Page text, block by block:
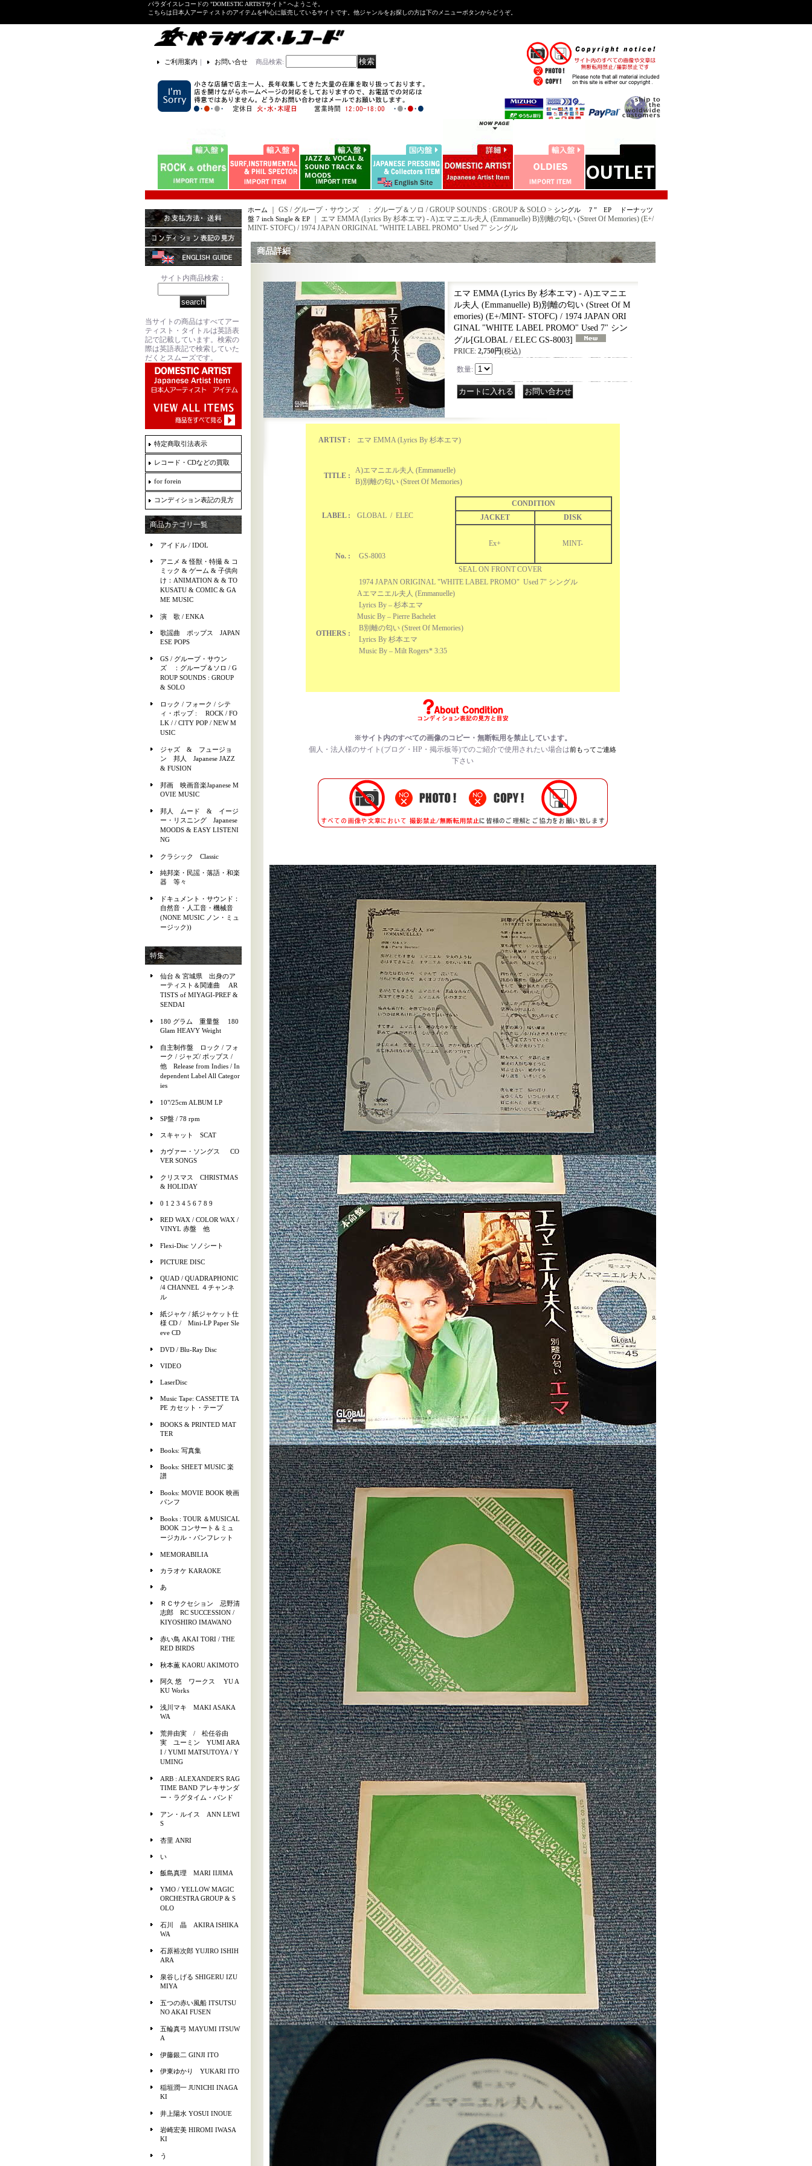
パラダイスレコードの "DOMESTIC ARTISTサイト" へようこそ。
こちらは日本人アーティストのアイテムを中心に販売しているサイトです。他ジャンルをお探しの方は下のメニューボタンからどうぞ。
ご利用案内 ｜ お問い合せ 商品検索:
サイト内商品検索：
当サイトの商品はすべてアー
ティスト・タイトルは英語表
記で記載しています。検索の
際は英語表記で検索していた
だくとスムーズです。
特定商取引法表示
レコード・CDなどの買取
for forein
コンディション表記の見方
商品カテゴリ一覧
アイドル / IDOL
アニメ & 怪獣・特撮 & コ
ミック & ゲーム & 子供向
け：ANIMATION & & TO
KUSATU & COMIC & GA
ME MUSIC
演 歌 / ENKA
歌謡曲 ポップス JAPAN
ESE POPS
GS / グループ・サウン
ズ ：グループ＆ソロ / G
ROUP SOUNDS : GROUP
& SOLO
ロック / フォーク / シテ
ィ・ポップ : ROCK / FO
LK / / CITY POP / NEW M
USIC
ジャズ & フュージョ
ン 邦人 Japanese JAZZ
& FUSION
邦画 映画音楽Japanese M
OVIE MUSIC
邦人 ムード & イージ
ー・リスニング Japanese
MOODS & EASY LISTENI
NG
クラシック Classic
純邦楽・民謡・落語・和楽
器 等々
ドキュメント・サウンド：
自然音・人工音・機械音
(NONE MUSIC ノン・ミュ
ージック))
特集
仙台 & 宮城県 出身のア
ーティスト＆関連曲 AR
TISTS of MIYAGI-PREF &
SENDAI
180 グラム 重量盤 180
Glam HEAVY Weight
自主制作盤 ロック / フォ
ーク / ジャズ/ ポップス /
他 Release from Indies / In
dependent Label All Categor
ies
10"/25cm ALBUM LP
SP盤 / 78 rpm
スキャット SCAT
カヴァー・ソングス CO
VER SONGS
クリスマス CHRISTMAS
& HOLIDAY
0 1 2 3 4 5 6 7 8 9
RED WAX / COLOR WAX /
VINYL 赤盤 他
Flexi-Disc ソノシート
PICTURE DISC
QUAD / QUADRAPHONIC
/4 CHANNEL ４チャンネ
ル
紙ジャケ / 紙ジャケット仕
様 CD / Mini-LP Paper Sle
eve CD
DVD / Blu-Ray Disc
VIDEO
LaserDisc
Music Tape: CASSETTE TA
PE カセット・テープ
BOOKS & PRINTED MAT
TER
Books: 写真集
Books: SHEET MUSIC 楽
譜
Books: MOVIE BOOK 映画
パンフ
Books : TOUR ＆MUSICAL
BOOK コンサート＆ミュ
ージカル・パンフレット
MEMORABILIA
カラオケ KARAOKE
あ
ＲＣサクセション 忌野清
志郎 RC SUCCESSION /
KIYOSHIRO IMAWANO
赤い鳥 AKAI TORI / THE
RED BIRDS
秋本薫 KAORU AKIMOTO
阿久 悠 ワークス YU A
KU Works
浅川マキ MAKI ASAKA
WA
荒井由実 / 松任谷由
実 ユーミン YUMI ARA
I / YUMI MATSUTOYA / Y
UMING
ARB : ALEXANDER'S RAG
TIME BAND アレキサンダ
ー・ラグタイム・バンド
アン・ルイス ANN LEWI
S
杏里 ANRI
い
飯島真理 MARI IIJIMA
YMO / YELLOW MAGIC
ORCHESTRA GROUP & S
OLO
石川 晶 AKIRA ISHIKA
WA
石原裕次郎 YUJIRO ISHIH
ARA
泉谷しげる SHIGERU IZU
MIYA
五つの赤い風船 ITSUTSU
NO AKAI FUSEN
五輪真弓 MAYUMI ITSUW
A
伊藤銀二 GINJI ITO
伊東ゆかり YUKARI ITO
稲垣潤一 JUNICHI INAGA
KI
井上陽水 YOSUI INOUE
岩崎宏美 HIROMI IWASA
KI
う
ホーム ｜ GS / グループ・サウンズ ：グループ＆ソロ / GROUP SOUNDS : GROUP & SOLO > シングル ７” EP ドーナッツ
盤 7 inch Single & EP
エマ EMMA (Lyrics By 杉本エマ) - A)エマニエル夫人 (Emmanuelle) B)別離の匂い (Street Of Memories) (E+/
MINT- STOFC) / 1974 JAPAN ORIGINAL "WHITE LABEL PROMO" Used 7" シングル
商品詳細
エマ EMMA (Lyrics By 杉本エマ) - A)エマニエ
ル夫人 (Emmanuelle) B)別離の匂い (Street Of M
emories) (E+/MINT- STOFC) / 1974 JAPAN ORI
GINAL "WHITE LABEL PROMO" Used 7" シン
グル[GLOBAL / ELEC GS-8003]
PRICE: 2,750円(税込)
数量:
ARTIST : エマ EMMA (Lyrics By 杉本エマ)
TITLE :
A)エマニエル夫人 (Emmanuelle)
B)別離の匂い (Street Of Memories)
LABEL : GLOBAL / ELEC
CONDITION
JACKET
DISK
Ex+ MINT-
SEAL ON FRONT COVER
No. : GS-8003
OTHERS :
1974 JAPAN ORIGINAL "WHITE LABEL PROMO" Used 7" シングル
Aエマニエル夫人 (Emmanuelle)
Lyrics By – 杉本エマ
Music By – Pierre Bachelet
B別離の匂い (Street Of Memories)
Lyrics By 杉本エマ
Music By – Milt Rogers* 3:35
※サイト内のすべての画像のコピー・無断転用を禁止しています。
個人・法人様のサイト(ブログ・HP・掲示板等)でのご紹介で使用されたい場合は前もってご連絡
下さい